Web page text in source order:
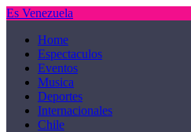
Es Venezuela
Home
Espectaculos
Eventos
Musica
Deportes
Internacionales
Chile